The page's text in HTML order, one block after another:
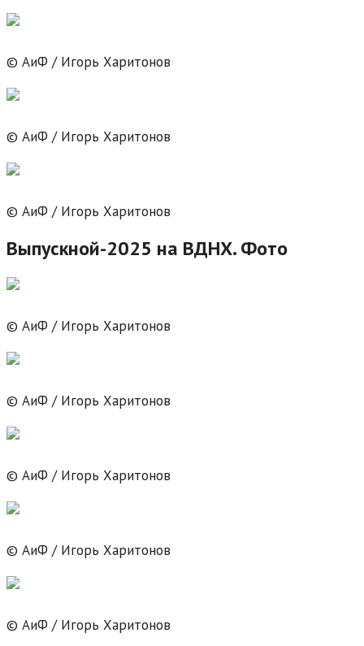
© АиФ / Игорь Харитонов
© АиФ / Игорь Харитонов
© АиФ / Игорь Харитонов
Выпускной-2025 на ВДНХ. Фото
© АиФ / Игорь Харитонов
© АиФ / Игорь Харитонов
© АиФ / Игорь Харитонов
© АиФ / Игорь Харитонов
© АиФ / Игорь Харитонов